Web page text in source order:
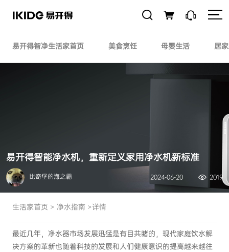
易开得智净生活家首页 美食烹饪 母婴生活 居
易开得智能净水机，重新定义家用净水机新标准
比奇堡的海之霸 2024-06-20 2019
生活家首页 > 净水指南 >详情
最近几年，净水器市场发展迅猛是有目共睹的，现代家庭饮水解
决方案的革新也随着科技的发展和人们健康意识的提高越来越往